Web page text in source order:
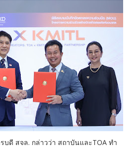
บดี สจล. กล่าวว่า สถาบันและTOA ทำ